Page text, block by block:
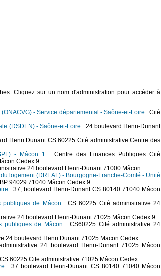
Cliquez sur un nom d'administration pour accéder à
- Service départemental - Saône-et-Loire : Cité
(DSDEN) - Saône-et-Loire : 24 boulevard Henri-Dunant
Henri Dunant CS 60225 Cité administrative Centre des
- Mâcon 1 : Centre des Finances Publiques Cité
Cedex 9
24 boulevard Henri-Dunant 71000 Mâcon
logement (DREAL) - Bourgogne-Franche-Comté - Unité
94029 71040 Mâcon Cedex 9
: 37, boulevard Henri-Dunant CS 80140 71040 Mâcon
publiques de Mâcon : CS 60225 Cité administrative 24
24 boulevard Henri-Dunant 71025 Mâcon Cedex 9
publiques de Mâcon : CS60225 Cité administrative 24
24 boulevard Henri Dunant 71025 Macon Cedex
24 boulevard Henri-Dunant 71025 Mâcon
60225 Cite administrative 71025 Mâcon Cedex
: 37 boulevard Henri-Dunant CS 80140 71040 Mâcon